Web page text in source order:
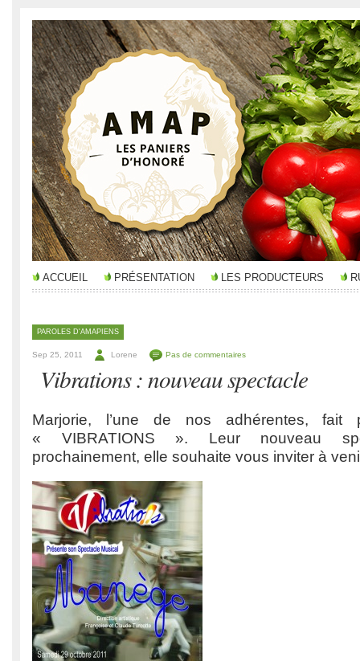
ACCUEIL PRÉSENTATION LES PRODUCTEURS
PAROLES D'AMAPIENS
Sep 25, 2011 Lorene Pas de commentaires
Vibrations : nouveau spectacle
Marjorie, l’une de nos adhérentes, fait
« VIBRATIONS ». Leur nouveau
prochainement, elle souhaite vous inviter à